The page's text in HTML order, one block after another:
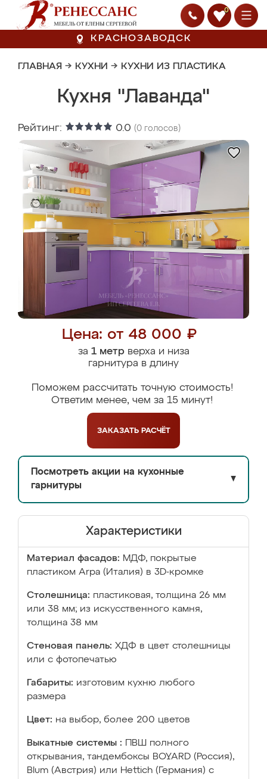
0
КРАСНОЗАВОДСК
ГЛАВНАЯ → КУХНИ → КУХНИ ИЗ ПЛАСТИКА
Кухня "Лаванда"
Рейтинг: 0.0 (0 голосов)
Цена: от 48 000 ₽
за 1 метрверха и низа
гарнитура в длину
Поможем рассчитать точную стоимость!
Ответим менее, чем за 15 минут!
ЗАКАЗАТЬ РАСЧЁТ
Посмотреть акции на кухонные
гарнитуры
▼
Характеристики
Материал фасадов: МДФ, покрытые
пластиком Arpa (Италия) в 3D-кромке
Столешница: пластиковая, толщина 26 мм
или 38 мм; из искусственного камня,
толщина 38 мм
Стеновая панель: ХДФ в цвет столешницы
или с фотопечатью
Габариты: изготовим кухню любого
размера
Цвет: на выбор, более 200 цветов
Выкатные системы :
ПВШ полного
открывания, тандембоксы BOYARD (Россия),
Blum (Австрия) или Hettich (Германия) с